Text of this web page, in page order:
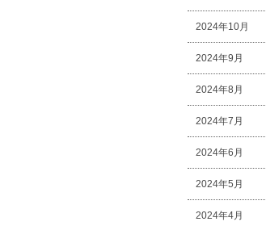
2024年10月
2024年9月
2024年8月
2024年7月
2024年6月
2024年5月
2024年4月